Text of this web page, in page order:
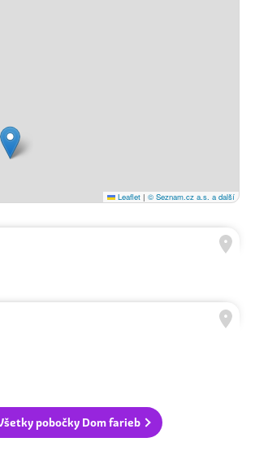
Leaflet | © Seznam.cz a.s. a další
pobočky Dom farieb